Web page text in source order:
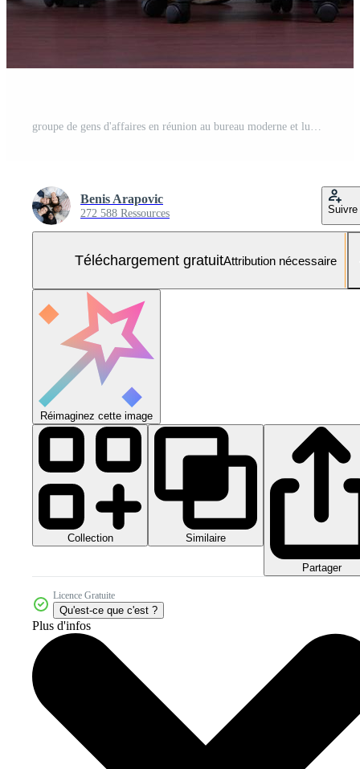
groupe de gens d'affaires en réunion au bureau moderne et lumineux Photo Gratuite
Benis Arapovic
272 588 Ressources Suivre
Téléchargement gratuitAttribution nécessaire
Réimaginez cette image
Collection Similaire
Partager
Licence Gratuite
Qu'est-ce que c'est ?
Plus d'infos